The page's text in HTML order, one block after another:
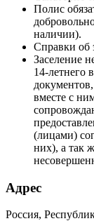
Полис
наличии).
Справки об
Заселение
14-летнего
вместе с
(лицами)
них), а так
Адрес
Россия,